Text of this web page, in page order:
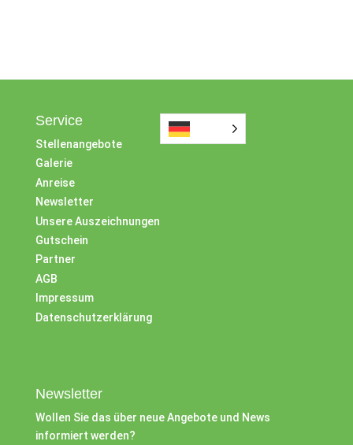
Service
Stellenangebote
Galerie
Anreise
Newsletter
Unsere Auszeichnungen
Gutschein
Partner
AGB
Impressum
Datenschutzerklärung
Newsletter
Wollen Sie das über neue Angebote und News
informiert werden?